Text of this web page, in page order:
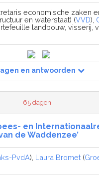
economische zaken
en waterstaat) (VVD),
landbouw, visserij,
en antwoorden
65 dagen
en
de Waddenzee’
PvdA), Laura Bromet (